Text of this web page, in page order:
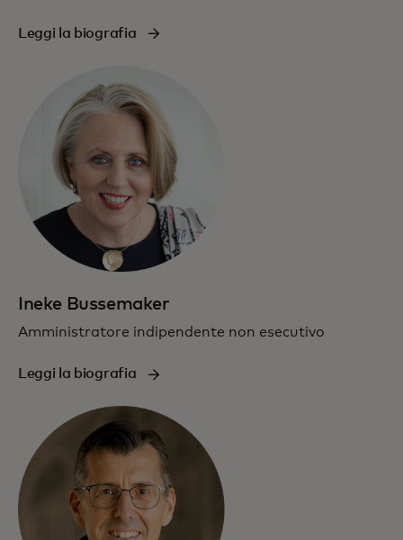
Leggi la biografia
Ineke Bussemaker
Amministratore indipendente non esecutivo
Leggi la biografia